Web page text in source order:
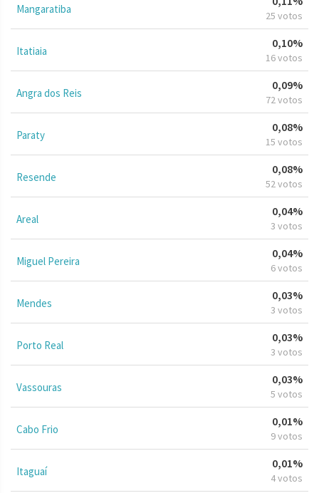
Mangaratiba 25 votos
Itatiaia
0,10%
16 votos
Angra dos Reis
0,09%
72 votos
Paraty
0,08%
15 votos
Resende
0,08%
52 votos
Areal
0,04%
3 votos
Miguel Pereira
0,04%
6 votos
Mendes
0,03%
3 votos
Porto Real
0,03%
3 votos
Vassouras
0,03%
5 votos
Cabo Frio
0,01%
9 votos
Itaguaí
0,01%
4 votos